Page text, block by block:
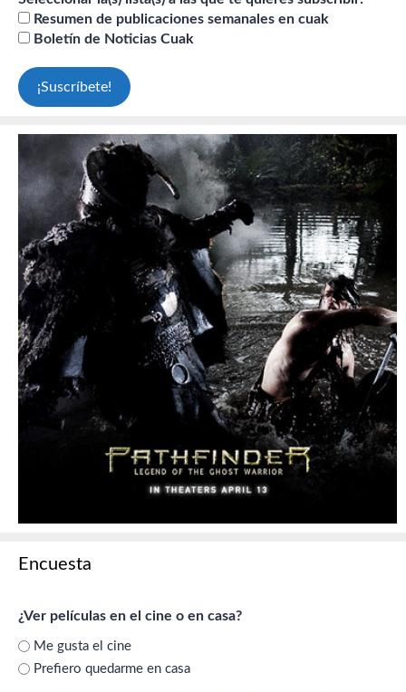
Resumen de publicaciones semanales en cuak
Boletín de Noticias Cuak
Encuesta
¿Ver películas en el cine o en casa?
Me gusta el cine
Prefiero quedarme en casa